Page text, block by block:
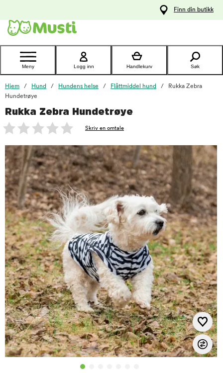
Kontakt
kundeservice
Finn din butikk
Meny Logg inn Handlekurv Søk
Hjem Hund Hundens helse Flåttmiddel hund
Rukka Zebra
Hundetrøye
Rukka Zebra Hundetrøye
Skriv en omtale
foo